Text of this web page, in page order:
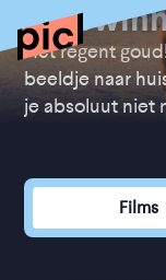
Het regent
beeldje naar
je absoluut niet
Films